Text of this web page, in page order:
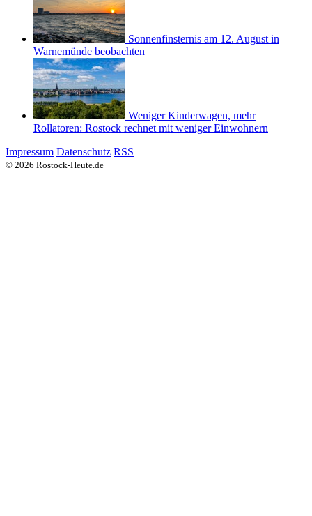
Sonnenfinsternis am 12. August in
Warnemünde beobachten
Weniger Kinderwagen, mehr
Rollatoren: Rostock rechnet mit weniger Einwohnern
Impressum Datenschutz RSS
© 2026 Rostock-Heute.de